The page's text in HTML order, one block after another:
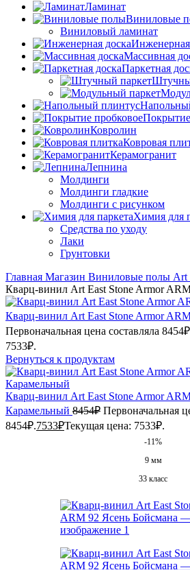
Ламинат
Виниловые
Виниловый ламинат
Инженерная
Массивная
Паркетная
Ковролин
Ковровая
Керамогранит
Лепнина
Молдинги
Молдинги гладкие
Молдинги с рисунком
Химия для
Средства по уходу
Лаки
Грунтовки
Главная Магазин Виниловые полы Art
Кварц-винил Art East Stone Armor
Кварц-винил Art East Stone Armor
Первоначальная цена составляла
7533₽.
Вернуться к продуктам
Кварц-винил Art East Stone Armor
Карамельный 8454₽ Первоначальная
8454₽.7533₽Текущая цена: 7533₽.
-11%
9 мм
33 класс